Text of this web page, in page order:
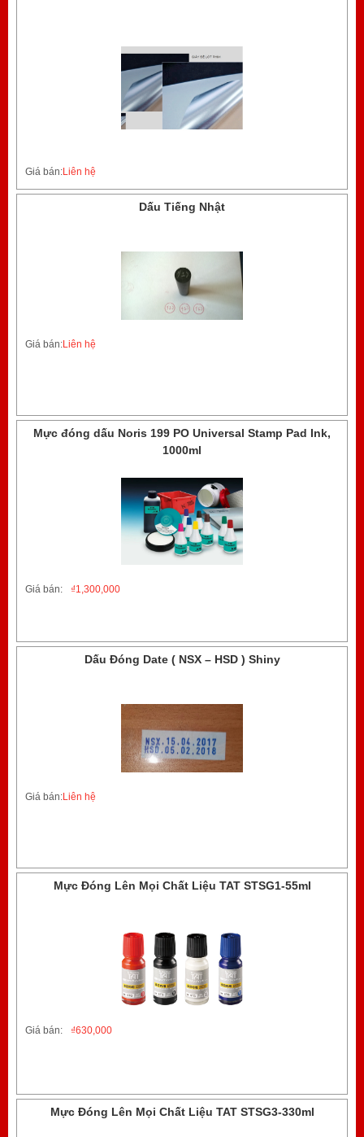
Giá bán:Liên hệ
Dấu Tiếng Nhật
Giá bán:Liên hệ
Mực đóng dấu Noris 199 PO Universal Stamp Pad Ink,
1000ml
Giá bán: 1,300,000
₫
Dấu Đóng Date ( NSX – HSD ) Shiny
Giá bán:Liên hệ
Mực Đóng Lên Mọi Chất Liệu TAT STSG1-55ml
Giá bán: 630,000
₫
Mực Đóng Lên Mọi Chất Liệu TAT STSG3-330ml